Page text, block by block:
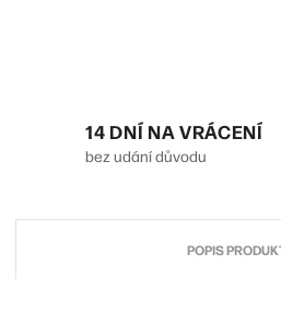
14 DNÍ NA VRÁCENÍ
bez udání důvodu
POPIS